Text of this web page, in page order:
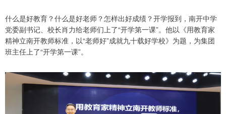
什么是好教育？什么是好老师？怎样出好成绩？开学报到，南开中学
党委副书记、校长肖力给老师们上了“开学第一课”。他以《用教育家
精神立南开教师标准，以“老师好”成就九十载好学校》为题，为集团
班主任上了“开学第一课”。